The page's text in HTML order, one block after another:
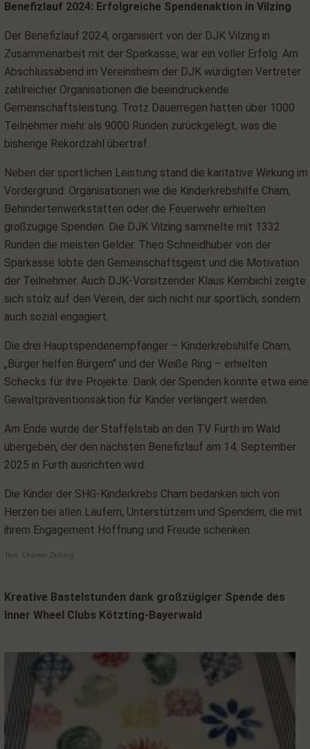
Benefizlauf 2024: Erfolgreiche Spendenaktion in Vilzing
Der Benefizlauf 2024, organisiert von der DJK Vilzing in
Zusammenarbeit mit der Sparkasse, war ein voller Erfolg. Am
Abschlussabend im Vereinsheim der DJK würdigten Vertreter
zahlreicher Organisationen die beeindruckende
Gemeinschaftsleistung. Trotz Dauerregen hatten über 1000
Teilnehmer mehr als 9000 Runden zurückgelegt, was die
bisherige Rekordzahl übertraf.
Neben der sportlichen Leistung stand die karitative Wirkung im
Vordergrund: Organisationen wie die Kinderkrebshilfe Cham,
Behindertenwerkstätten oder die Feuerwehr erhielten
großzügige Spenden. Die DJK Vilzing sammelte mit 1332
Runden die meisten Gelder. Theo Schneidhuber von der
Sparkasse lobte den Gemeinschaftsgeist und die Motivation
der Teilnehmer. Auch DJK-Vorsitzender Klaus Kernbichl zeigte
sich stolz auf den Verein, der sich nicht nur sportlich, sondern
auch sozial engagiert.
Die drei Hauptspendenempfänger – Kinderkrebshilfe Cham,
„Bürger helfen Bürgern“ und der Weiße Ring – erhielten
Schecks für ihre Projekte. Dank der Spenden konnte etwa eine
Gewaltpräventionsaktion für Kinder verlängert werden.
Am Ende wurde der Staffelstab an den TV Furth im Wald
übergeben, der den nächsten Benefizlauf am 14. September
2025 in Furth ausrichten wird.
Die Kinder der SHG-Kinderkrebs Cham bedanken sich von
Herzen bei allen Läufern, Unterstützern und Spendern, die mit
ihrem Engagement Hoffnung und Freude schenken.
Text: Chamer Zeitung
Kreative Bastelstunden dank großzügiger Spende des
Inner Wheel Clubs Kötzting-Bayerwald